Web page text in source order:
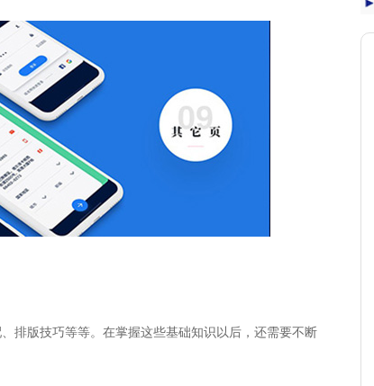
排版技巧等等。在掌握这些基础知识以后，还需要不断